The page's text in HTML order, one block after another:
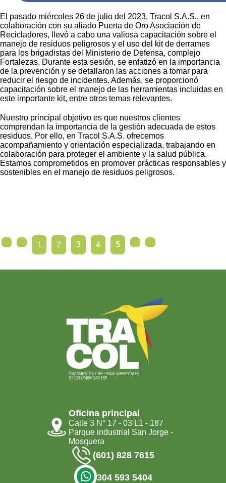
El pasado miércoles 26 de julio del 2023, Tracol S.A.S., en
colaboración con su aliado Puerta de Oro Asociación de
Recicladores, llevó a cabo una valiosa capacitación sobre el
manejo de residuos peligrosos y el uso del kit de derrames
para los brigadistas del Ministerio de Defensa, complejo
Fortalezas. Durante esta sesión, se enfatizó en la importancia
de la prevención y se detallaron las acciones a tomar para
reducir el riesgo de incidentes. Además, se proporcionó
capacitación sobre el manejo de las herramientas incluidas en
este importante kit, entre otros temas relevantes.
Nuestro principal objetivo es que nuestros clientes
comprendan la importancia de la gestión adecuada de estos
residuos. Por ello, en Tracol S.A.S. ofrecemos
acompañamiento y orientación especializada, trabajando en
colaboración para proteger el ambiente y la salud pública.
Estamos comprometidos en promover prácticas responsables y
sostenibles en el manejo de residuos peligrosos.
1 2 3 4 5
Oficina principal
Calle 3 N° 17 - 03 L1 - 187
Parque industrial San Jorge -
Mosquera
(601) 828 7615
304 593 5404